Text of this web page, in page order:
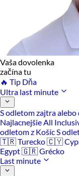
Vaša dovolenka
začína tu
🔥 Tip Dňa
Ultra last minute
S odletom zajtra alebo
Najlacnejšie All
odletom z KošícS
🇹🇷 Turecko🇨🇾
Egypt🇬🇷 Grécko
Last minute